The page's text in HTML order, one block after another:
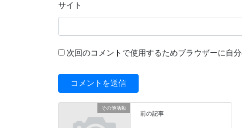
サイト
次回のコメントで使用するためブラウザーに自
その他活動
前の記事